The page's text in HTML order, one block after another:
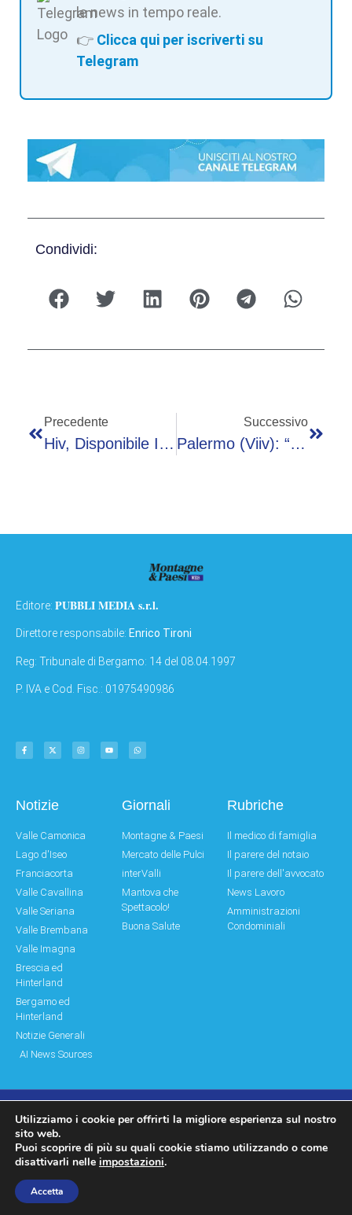
le news in tempo reale.
👉 Clicca qui per iscriverti su
Telegram
Condividi:
Precedente
Hiv, Disponibile In Italia Terapia Iniettabile E In Compresse Per Prevenzione
Successivo
Palermo (Viiv): “PrEP Long-Acting Supera Terapia Orale Contro Hiv”
Editore: PUBBLI MEDIA s.r.l.
Direttore responsabile: Enrico Tironi
Reg: Tribunale di Bergamo: 14 del 08.04.1997
P. IVA e Cod. Fisc.: 01975490986
Notizie
Valle Camonica
Lago d'Iseo
Franciacorta
Valle Cavallina
Valle Seriana
Valle Brembana
Valle Imagna
Brescia ed
Hinterland
Bergamo ed
Hinterland
Notizie Generali
AI News Sources
Giornali
Montagne & Paesi
Mercato delle Pulci
interValli
Mantova che
Spettacolo!
Buona Salute
Rubriche
Il medico di famiglia
Il parere del notaio
Il parere dell'avvocato
News Lavoro
Amministrazioni
Condominiali
© Copyright 2011 – 2026 Montagne & Paesi
Log In|Log Out Privacy Policy
Utilizziamo i cookie per offrirti la migliore esperienza sul nostro
sito web.
Puoi scoprire di più su quali cookie stiamo utilizzando o come
disattivarli nelle impostazioni.
Accetta